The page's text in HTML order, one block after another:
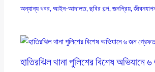
অন্যান্য খবর,আইন-আদালত,ছবির গল্প,জনপ্রিয়,
হাতিরঝিল থানা পুলিশের বিশেষ অভিযানে